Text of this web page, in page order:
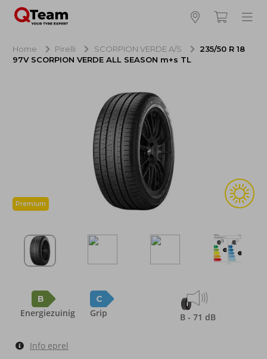
Hoeveel banden wilt u bestellen?
Totaal inclusief BTW:
Bestellen
Annuleren
Home Pirelli SCORPION VERDE A/S
235/50 R 18
97V SCORPION VERDE ALL SEASON m+s TL
Premium
B
Energiezuinig
C
Grip B - 71 dB
Info eprel